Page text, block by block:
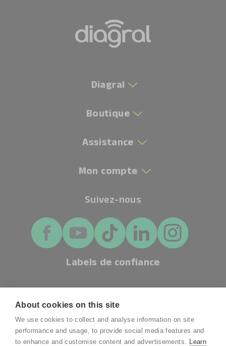
Diagral
Boutique
Assistance
Mon compte
Suivez-nous
Labels de confiance
About cookies on this site
We use cookies to collect and analyse information on site
performance and usage, to provide social media features and
to enhance and customise content and advertisements. Learn